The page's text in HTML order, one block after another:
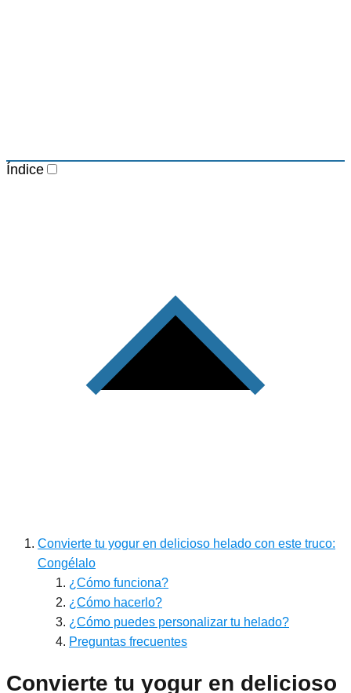
Índice
Convierte tu yogur en delicioso helado con este truco:
Congélalo
¿Cómo funciona?
¿Cómo hacerlo?
¿Cómo puedes personalizar tu helado?
Preguntas frecuentes
Convierte tu yogur en delicioso